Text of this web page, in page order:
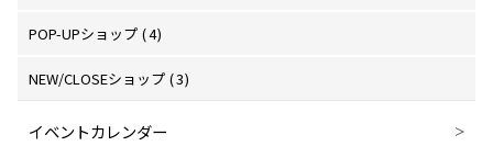
POP-UPショップ (4)
NEW/CLOSEショップ (3)
イベントカレンダー